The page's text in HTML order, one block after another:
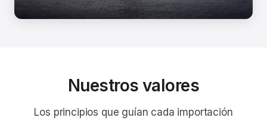
Nuestros valores
Los principios que guían cada importación